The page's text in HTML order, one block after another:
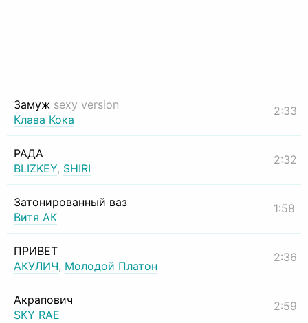
Замуж sexy version
Клава Кока
2:33
РАДА
BLIZKEY, SHIRI
2:32
Затонированный ваз
Витя АК
1:58
ПРИВЕТ
АКУЛИЧ, Молодой Платон
2:36
Акрапович
SKY RAE
2:59